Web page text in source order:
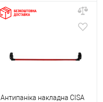
Антипаніка накладна CISA